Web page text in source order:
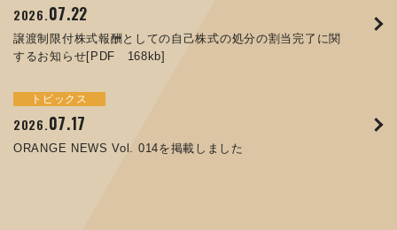
2026.07.22
譲渡制限付株式報酬としての自己株式の処分の割当完了に関
するお知らせ[PDF 168kb]
トピックス
2026.07.17
ORANGE NEWS Vol. 014を掲載しました
お知らせ
2025.05.29
コラムを更新しました：MEX金沢2025(第61回機械工業見本
お知らせ
2025.05.15
2025.09.10
ORANGE NEWS Vol. 011を掲載しました
2025.07.31
ORANGE NEWS Vol. 010を掲載しました
2024.09.26
JIMTOF2024 出展のご案内 ※終了しました
2024.05.13
MEX金沢2024 学生向け会社説明コーナー予約のご案内 ※
終了しました
IR
2026.07.01
コーポレートガバナンス報告書を更新しました
IR
2026.06.26
第65回定時株主総会のご報告を掲載しました
サステナビリティ
2025.12.09
令和７年度石川県ワークライフバランス企業知事表彰「優良
サステナビリティ
2025.12.04